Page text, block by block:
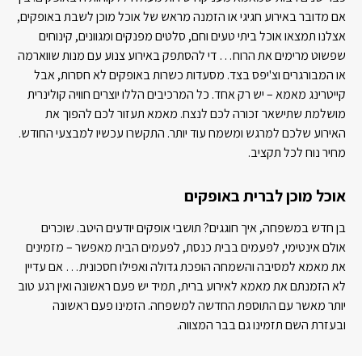
אם מדובר באירוע חגיגי או הזמנה מראש של אוכל מוכן לשבת באופקים,
אצלנו תמצאו אוכל ביתי טעים וחם, סלטים מפנקים ומגוונים, קינוחים
שפשוט מרימים את הרוח… די להסתפק באירוע צנוע עם מנות שווארמה
או המבורגרים וצ'יפס בצד. מסעדות כשרות באופקים לא חסרות, אבל
קייטרינג מאמא – יש רק אחד. כל המרכיבים הללו יוצרים חוויה קולינרית
מושלמת שתישאר זכורה לכם לנצח. מאמא תעזור לכם להפוך את
האירוע שלכם למרגש ומשמח עוד יותר. התקשרו עכשיו למבצעי החודש.
מחיר נוח לכל תקציב.
אוכל מוכן לברית באופקים
בן חדש במשפחה, איך חוגגים? תושבי אופקים יודעים היטב. שוכרים
אולם אינטימי, לפעמים בבית כנסת, לפעמים הבית מאפשר – מזמינים
את מאמא למסיבה והשמחה הופכת גדולה ואפילו חסכונית… אם עדיין
לא הזמנתם את מאמא לאירוע ברית, תמיד יש פעם ראשונה ואין רגע טוב
יותר מאשר עם התוספת החדשה למשפחה. הזמינו פעם ראשונה
ובעזרת השם תזמינו גם בבר המצווה.